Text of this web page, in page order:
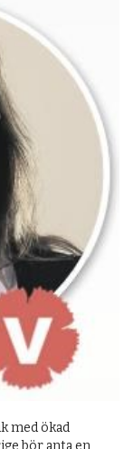
med ökad